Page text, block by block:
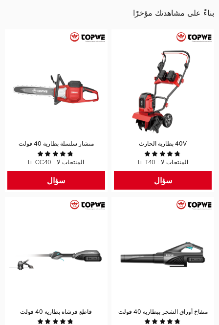
بناءً على مشاهدتك مؤخرًا
40V بطارية الحارث
المنتجات لا.: Li-T40
سؤال
منشار سلسلة بطارية 40 فولت
المنتجات لا.: Li-CC40
سؤال
منفاخ أوراق الشجر ببطارية 40 فولت قاطع فرشاة بطارية 40 فولت